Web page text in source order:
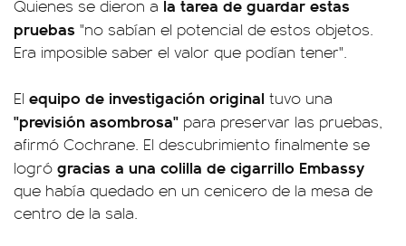
Quienes se dieron a la tarea de guardar estas
pruebas "no sabían el potencial de estos objetos.
Era imposible saber el valor que podían tener".
El equipo de investigación original tuvo una
"previsión asombrosa" para preservar las pruebas,
afirmó Cochrane. El descubrimiento finalmente se
logró gracias a una colilla de cigarrillo Embassy
que había quedado en un cenicero de la mesa de
centro de la sala.